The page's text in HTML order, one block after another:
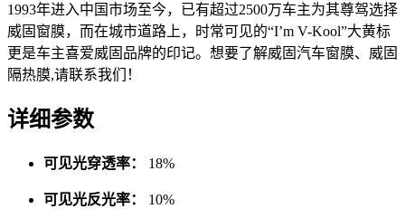
1993年进入中国市场至今，已有超过2500万车主为其尊驾选择
威固窗膜，而在城市道路上，时常可见的“I’m V-Kool”大黄标
更是车主喜爱威固品牌的印记。想要了解威固汽车窗膜、威固
隔热膜,请联系我们！
详细参数
可见光穿透率： 18%
可见光反光率： 10%